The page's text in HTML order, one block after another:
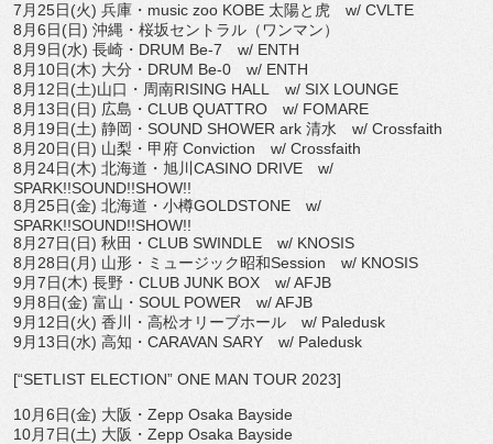
7 月 25日(火) 兵庫・ music zoo KOBE 太陽と虎 w/ CVLTE
8 月6日(日) 沖縄・桜坂セントラル（ワンマン）
8 月9日(水) 長崎・ DRUM Be-7
w/ ENTH
8 月 10日(木) 大分・ DRUM Be-0
w/ ENTH
8 月 12日(土)山口・周南RISING HALL
w/ SIX LOUNGE
8 月 13日(日) 広島・ CLUB QUATTRO
w/ FOMARE
8月 19日(土) 静岡・ SOUND SHOWER ark 清水 w/ Crossfaith
8 月 20日(日) 山梨・甲府 Conviction
w/ Crossfaith
8 月 24日(木) 北海道・旭川 CASINO DRIVE
w/
SPARK!!SOUND!!SHOW!!
8 月 25日(金) 北海道・小樽GOLDSTONE
w/
SPARK!!SOUND!!SHOW!!
8月 27日(日) 秋田・ CLUB SWINDLE
w/ KNOSIS
8月 28日(月) 山形・ミュージック昭和Session
w/ KNOSIS
9月7日(木) 長野・ CLUB JUNK BOX
w/ AFJB
9月8日(金) 富山・ SOUL POWER
w/ AFJB
9 月 12日(火) 香川・高松オリーブホール w/ Paledusk
9 月 13日(水) 高知・ CARAVAN SARY w/ Paledusk
[“SETLIST ELECTION” ONE MAN TOUR 2023]
10月6日(金) 大阪・ Zepp Osaka Bayside
10月7日(土) 大阪・ Zepp Osaka Bayside